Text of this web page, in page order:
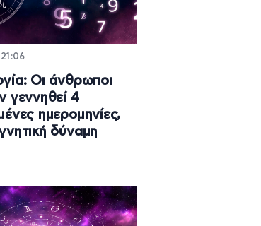
Οι άνθρωποι
γεννηθεί 4
ημερομηνίες,
δύναμη